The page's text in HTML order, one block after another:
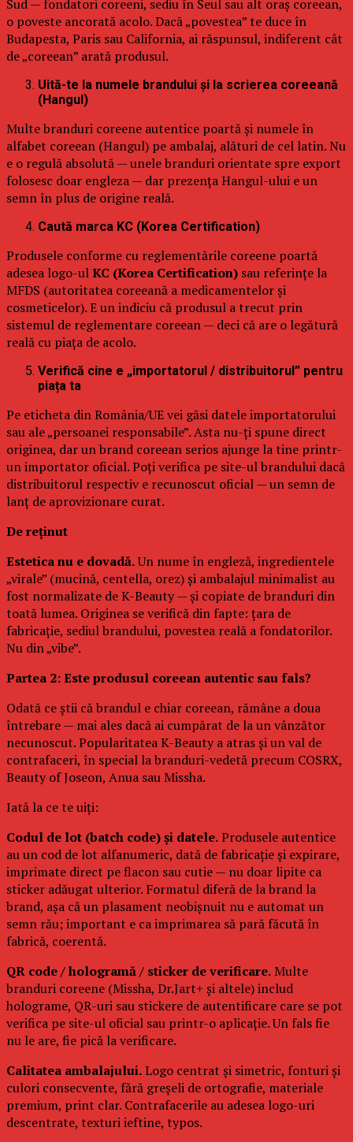
Sud — fondatori coreeni, sediu în Seul sau alt oraș coreean,
o poveste ancorată acolo. Dacă „povestea” te duce în
Budapesta, Paris sau California, ai răspunsul, indiferent cât
de „coreean” arată produsul.
Uită-te la numele brandului și la scrierea coreeană
(Hangul)
Multe branduri coreene autentice poartă și numele în
alfabet coreean (Hangul) pe ambalaj, alături de cel latin. Nu
e o regulă absolută — unele branduri orientate spre export
folosesc doar engleza — dar prezența Hangul-ului e un
semn în plus de origine reală.
Caută marca KC (Korea Certification)
Produsele conforme cu reglementările coreene poartă
adesea logo-ulKC (Korea Certification) sau referințe la
MFDS (autoritatea coreeană a medicamentelor și
cosmeticelor). E un indiciu că produsul a trecut prin
sistemul de reglementare coreean — deci că are o legătură
reală cu piața de acolo.
Verifică cine e „importatorul / distribuitorul” pentru
piața ta
Pe eticheta din România/UE vei găsi datele importatorului
sau ale „persoanei responsabile”. Asta nu-ți spune direct
originea, dar un brand coreean serios ajunge la tine printr-
un importator oficial. Poți verifica pe site-ul brandului dacă
distribuitorul respectiv e recunoscut oficial — un semn de
lanț de aprovizionare curat.
De reținut
Estetica nu e dovadă.Un nume în engleză, ingredientele
„virale” (mucină, centella, orez) și ambalajul minimalist au
fost normalizate de K-Beauty — și copiate de branduri din
toată lumea. Originea se verifică din fapte: țara de
fabricație, sediul brandului, povestea reală a fondatorilor.
Nu din „vibe”.
Partea 2: Este produsul coreean autentic sau fals?
Odată ce știi că brandul e chiar coreean, rămâne a doua
întrebare — mai ales dacă ai cumpărat de la un vânzător
necunoscut. Popularitatea K-Beauty a atras și un val de
contrafaceri, în special la branduri-vedetă precum COSRX,
Beauty of Joseon, Anua sau Missha.
Iată la ce te uiți:
Codul de lot (batch code) și datele.Produsele autentice
au un cod de lot alfanumeric, dată de fabricație și expirare,
imprimate direct pe flacon sau cutie — nu doar lipite ca
sticker adăugat ulterior. Formatul diferă de la brand la
brand, așa că un plasament neobișnuit nu e automat un
semn rău; important e ca imprimarea să pară făcută în
fabrică, coerentă.
QR code / hologramă / sticker de verificare.Multe
branduri coreene (Missha, Dr.Jart+ și altele) includ
holograme, QR-uri sau stickere de autentificare care se pot
verifica pe site-ul oficial sau printr-o aplicație. Un fals fie
nu le are, fie pică la verificare.
Calitatea ambalajului.Logo centrat și simetric, fonturi și
culori consecvente, fără greșeli de ortografie, materiale
premium, print clar. Contrafacerile au adesea logo-uri
descentrate, texturi ieftine, typos.